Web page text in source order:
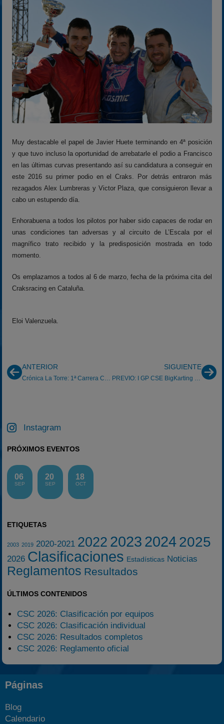
Muy destacable el papel de Javier Huete terminando en 4ª posición
y que tuvo incluso la oportunidad de arrebatarle el podio a Francisco
en las últimas curvas presentando así su candidatura a conseguir en
este 2016 su primer podio en el Craks. Por detrás entraron más
rezagados Alex Lumbreras y Victor Plaza, que consiguieron llevar a
cabo un estupendo día.
Enhorabuena a todos los pilotos por haber sido capaces de rodar en
unas condiciones tan adversas y al circuito de L’Escala por el
magnífico trato recibido y la predisposición mostrada en todo
momento.
Os emplazamos a todos al 6 de marzo, fecha de la próxima cita del
Craksracing en Cataluña.
Eloi Valenzuela.
ANTERIOR
Crónica La Torre: 1ª Carrera Campeonato de Aragón de Alquiler.
SIGUIENTE
PREVIO: I GP CSE BigKarting Vitoria 28/02/2016
Instagram
PRÓXIMOS EVENTOS
06
SEP
20
SEP
18
OCT
ETIQUETAS
2003 2019 2020-2021 2022 2023 20242025
2026 Clasificaciones Estadísticas Noticias
Reglamentos Resultados
ÚLTIMOS CONTENIDOS
CSC 2026: Clasificación por equipos
CSC 2026: Clasificación individual
CSC 2026: Resultados completos
CSC 2026: Reglamento oficial
Páginas
Blog
Calendario